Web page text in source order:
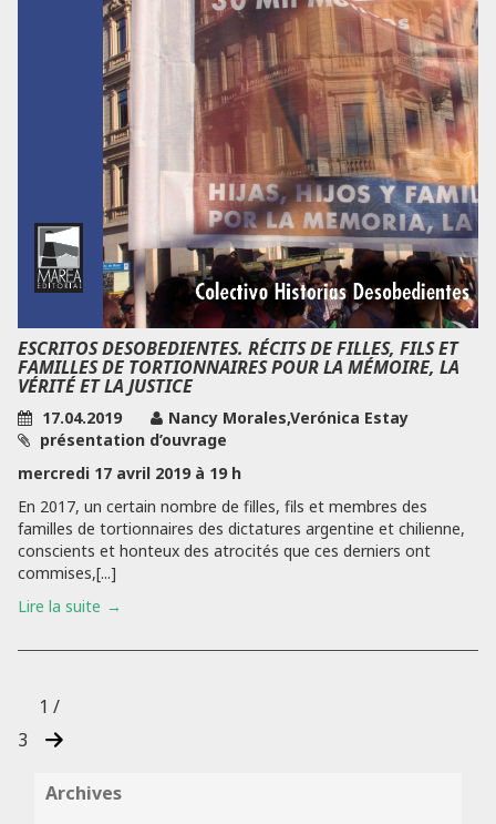
ESCRITOS DESOBEDIENTES. RÉCITS DE FILLES, FILS ET
FAMILLES DE TORTIONNAIRES POUR LA MÉMOIRE, LA
VÉRITÉ ET LA JUSTICE
17.04.2019
Nancy Morales,Verónica Estay
présentation d’ouvrage
mercredi 17 avril 2019 à 19 h
En 2017, un certain nombre de filles, fils et membres des
familles de tortionnaires des dictatures argentine et chilienne,
conscients et honteux des atrocités que ces derniers ont
commises,[...]
Lire la suite
1 /
3
Archives